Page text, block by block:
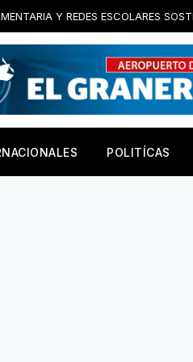
ESCOLARES SOSTENIBLES
POLITÍCAS